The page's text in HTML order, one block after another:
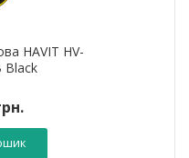
HAVIT HV-
Black